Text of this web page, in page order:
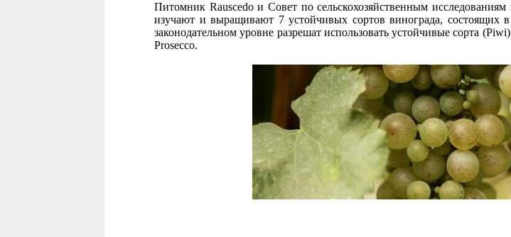
Питомник Rauscedo и Совет по сельскохозяйственным
изучают и выращивают 7 устойчивых сортов винограда, состоящих
законодательном уровне разрешат использовать устойчивые сорта
Prosecco.